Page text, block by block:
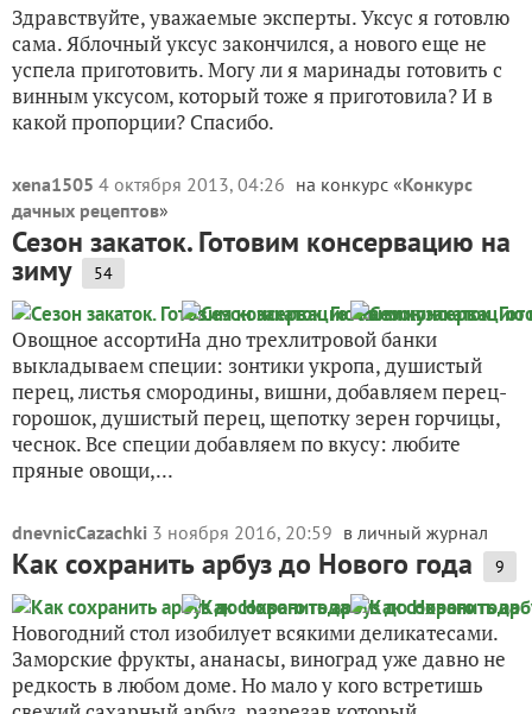
Здравствуйте, уважаемые эксперты. Уксус я готовлю
сама. Яблочный уксус закончился, а нового еще не
успела приготовить. Могу ли я маринады готовить с
винным уксусом, который тоже я приготовила? И в
какой пропорции? Спасибо.
xena1505 4 октября 2013, 04:26 на конкурс «Конкурс
дачных рецептов»
Сезон закаток. Готовим консервацию на
зиму 54
Овощное ассортиНа дно трехлитровой банки
выкладываем специи: зонтики укропа, душистый
перец, листья смородины, вишни, добавляем перец-
горошок, душистый перец, щепотку зерен горчицы,
чеснок. Все специи добавляем по вкусу: любите
пряные овощи,...
dnevnicCazachki 3 ноября 2016, 20:59 в личный журнал
Как сохранить арбуз до Нового года 9
Новогодний стол изобилует всякими деликатесами.
Заморские фрукты, ананасы, виноград уже давно не
редкость в любом доме. Но мало у кого встретишь